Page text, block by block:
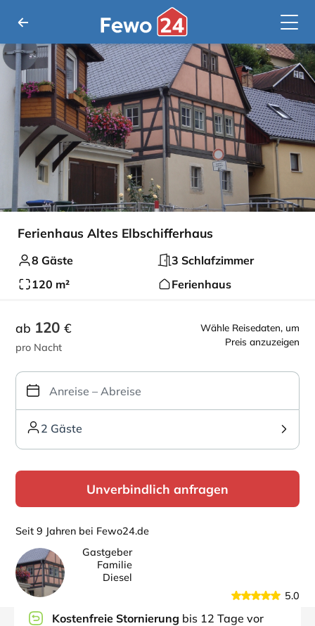
Ferienhaus Altes Elbschifferhaus
8 Gäste
3 Schlafzimmer
120 m²
Ferienhaus
Wähle Reisedaten, um
Preis anzuzeigen
ab 120 €
pro Nacht
2 Gäste
Unverbindlich anfragen
Seit 9 Jahren bei Fewo24.de
Gastgeber
Familie
Diesel
5.0
Kostenfreie Stornierung bis 12 Tage vor